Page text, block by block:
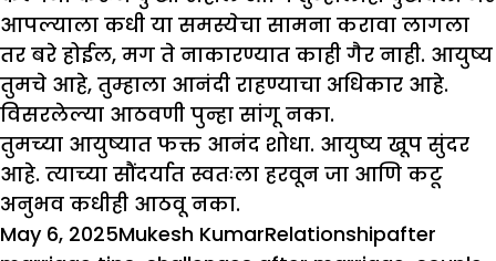
आपल्याला कधी या समस्येचा सामना करावा लागला
तर बरे होईल, मग ते नाकारण्यात काही गैर नाही. आयुष्य
तुमचे आहे, तुम्हाला आनंदी राहण्याचा अधिकार आहे.
विसरलेल्या आठवणी पुन्हा सांगू नका.
तुमच्या आयुष्यात फक्त आनंद शोधा. आयुष्य खूप सुंदर
आहे. त्याच्या सौंदर्यात स्वतःला हरवून जा आणि कटू
अनुभव कधीही आठवू नका.
Posted
May 6, 2025Author
Mukesh KumarCategories
RelationshipTags
after